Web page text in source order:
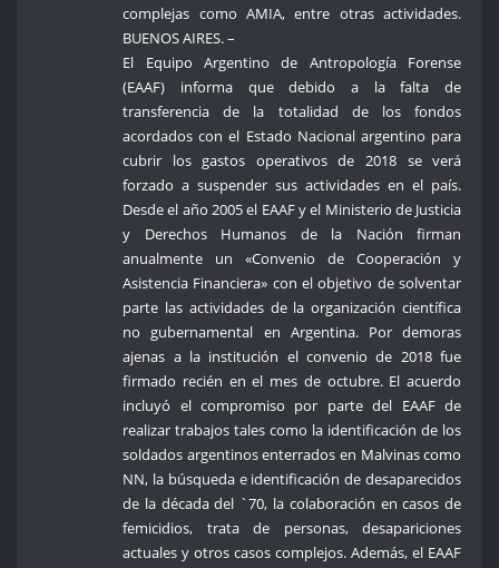
complejas como AMIA, entre otras actividades.
BUENOS AIRES. –
El Equipo Argentino de Antropología Forense
(EAAF) informa que debido a la falta de
transferencia de la totalidad de los fondos
acordados con el Estado Nacional argentino para
cubrir los gastos operativos de 2018 se verá
forzado a suspender sus actividades en el país.
Desde el año 2005 el EAAF y el Ministerio de Justicia
y Derechos Humanos de la Nación firman
anualmente un «Convenio de Cooperación y
Asistencia Financiera» con el objetivo de solventar
parte las actividades de la organización científica
no gubernamental en Argentina. Por demoras
ajenas a la institución el convenio de 2018 fue
firmado recién en el mes de octubre. El acuerdo
incluyó el compromiso por parte del EAAF de
realizar trabajos tales como la identificación de los
soldados argentinos enterrados en Malvinas como
NN, la búsqueda e identificación de desaparecidos
de la década del `70, la colaboración en casos de
femicidios, trata de personas, desapariciones
actuales y otros casos complejos. Además, el EAAF